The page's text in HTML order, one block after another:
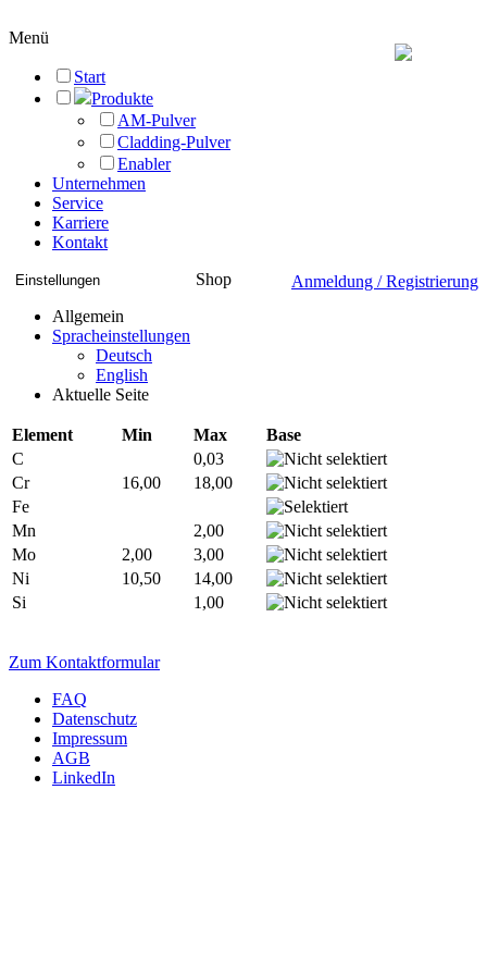
Menü
Start
Produkte
AM-Pulver
Cladding-Pulver
Enabler
Unternehmen
Service
Karriere
Kontakt
Anmeldung / Registrierung
Einstellungen
Allgemein
Spracheinstellungen
Deutsch
English
Aktuelle Seite
Shop
Element Min Max
Base
C
0,03
Cr
16,00
18,00
Fe
Mn
2,00
Mo
2,00
3,00
Ni
10,50
14,00
Si
1,00
Zum Kontaktformular
FAQ
Datenschutz
Impressum
AGB
LinkedIn